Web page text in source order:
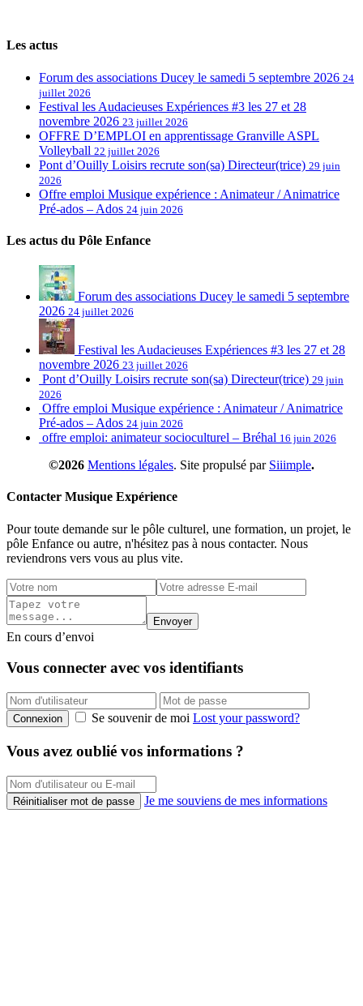
Les actus
Forum des associations Ducey le samedi 5 septembre 2026 24
juillet 2026
Festival les Audacieuses Expériences #3 les 27 et 28
novembre 2026 23 juillet 2026
OFFRE D’EMPLOI en apprentissage Granville ASPL
Volleyball 22 juillet 2026
Pont d’Ouilly Loisirs recrute son(sa) Directeur(trice) 29 juin
2026
Offre emploi Musique expérience : Animateur / Animatrice
Pré-ados – Ados 24 juin 2026
Les actus du Pôle Enfance
Forum des associations Ducey le samedi 5 septembre
2026 24 juillet 2026
Festival les Audacieuses Expériences #3 les 27 et 28
novembre 2026 23 juillet 2026
Pont d’Ouilly Loisirs recrute son(sa) Directeur(trice) 29 juin
2026
Offre emploi Musique expérience : Animateur / Animatrice
Pré-ados – Ados 24 juin 2026
offre emploi: animateur socioculturel – Bréhal 16 juin 2026
©2026 Mentions légales. Site propulsé par Siiimple.
Contacter Musique Expérience
Pour toute demande sur le pôle culturel, une formation, un projet, le
pôle Enfance ou autre, n'hésitez pas à nous contacter. Nous
reviendrons vers vous au plus vite.
Envoyer
En cours d’envoi
Vous connecter avec vos identifiants
Connexion Se souvenir de moi Lost your password?
Vous avez oublié vos informations ?
Réinitialiser mot de passe Je me souviens de mes informations